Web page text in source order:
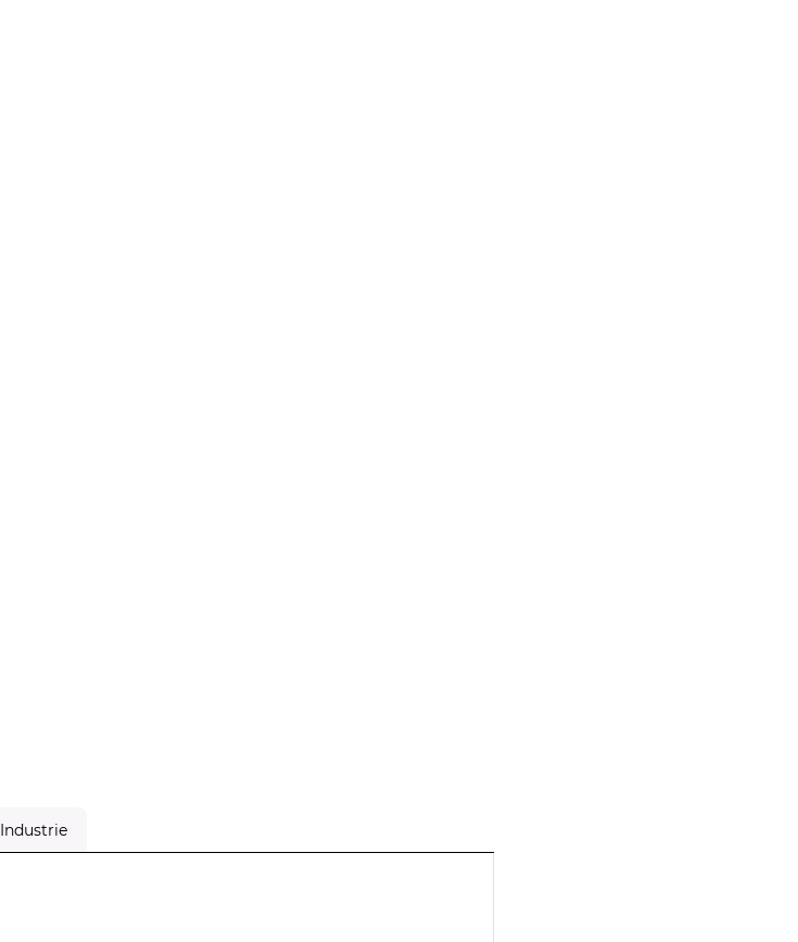
Industrie